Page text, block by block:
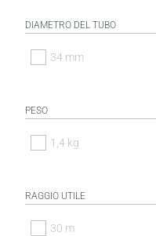
DIAMETRO DEL TUBO
34 mm
PESO
1,4 kg
RAGGIO UTILE
30 m